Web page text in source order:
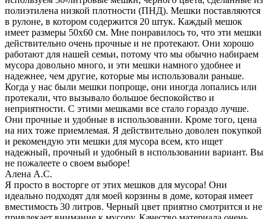
полиэтилена низкой плотности (ПНД). Мешки поставляются
в рулоне, в котором содержится 20 штук. Каждый мешок
имеет размеры 50х60 см. Мне понравилось то, что эти мешки
действительно очень прочные и не протекают. Они хорошо
работают для нашей семьи, потому что мы обычно набираем
мусора довольно много, и эти мешки намного удобнее и
надежнее, чем другие, которые мы использовали раньше.
Когда у нас были мешки попроще, они иногда лопались или
протекали, что вызывало большое беспокойство и
неприятности. С этими мешками все стало гораздо лучше.
Они прочные и удобные в использовании. Кроме того, цена
на них тоже приемлемая. Я действительно доволен покупкой
и рекомендую эти мешки для мусора всем, кто ищет
надежный, прочный и удобный в использовании вариант. Вы
не пожалеете о своем выборе!
Алена А.С.
Я просто в восторге от этих мешков для мусора! Они
идеально подходят для моей корзины в доме, которая имеет
вместимость 30 литров. Черный цвет приятно смотрится и не